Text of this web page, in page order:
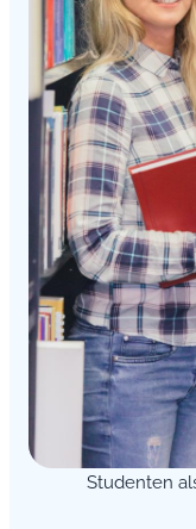
Studenten